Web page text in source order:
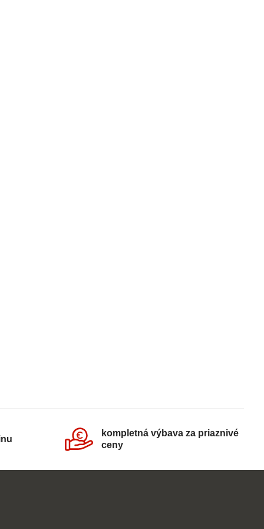
kompletná výbava za priaznivé
ceny